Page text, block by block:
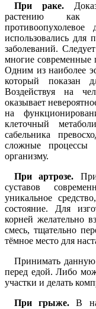
При раке.
растению как
использовались для
заболеваний.
многие современные
Одним из наиболее
который показан
Воздействуя на
оказывает
на
клеточный
сабельника
сложные процессы
организму.
При артрозе.
суставов
уникальное
состояние. Для
корней желательно
смесь, тщательно
тёмное место для
Принимать данную
перед едой. Либо
участки и делать
При грыже.В